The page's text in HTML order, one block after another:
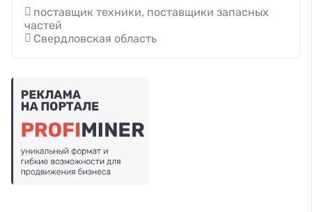
поставщик техники, поставщики запасных
частей
Свердловская область